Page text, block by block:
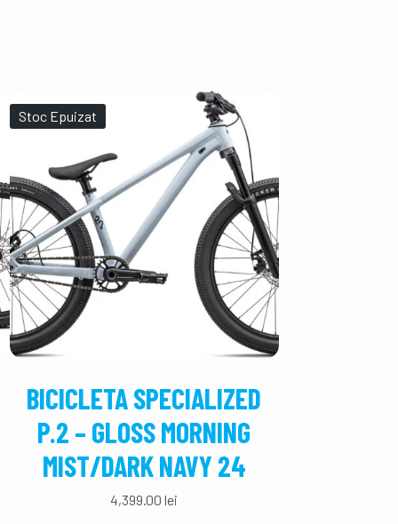
Stoc Epuizat
BICICLETA SPECIALIZED
P.2 – GLOSS MORNING
MIST/DARK NAVY 24
4,399.00lei